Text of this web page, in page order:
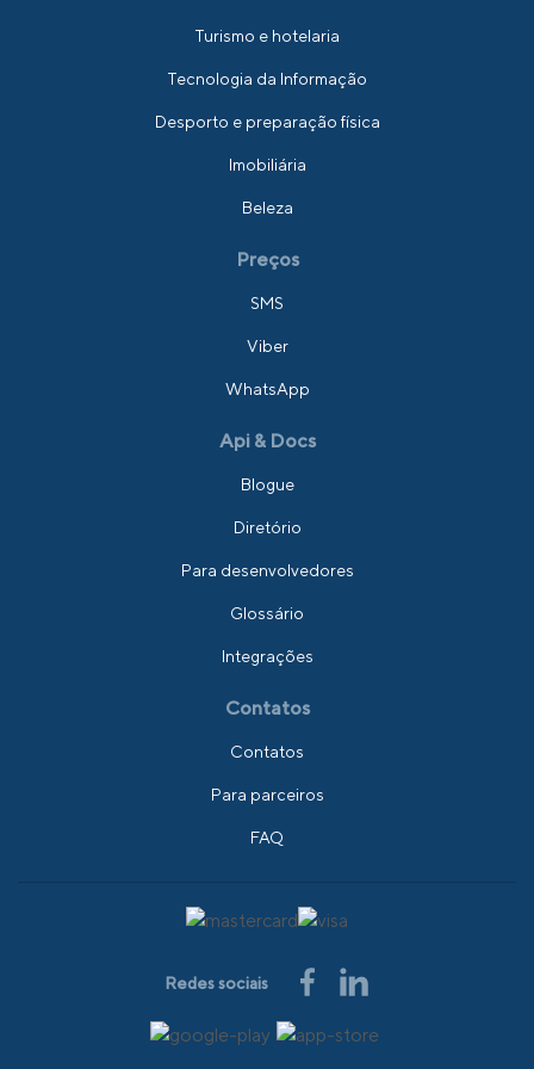
Turismo e hotelaria
Tecnologia da Informação
Desporto e preparação física
Imobiliária
Beleza
Preços
SMS
Viber
WhatsApp
Api & Docs
Blogue
Diretório
Para desenvolvedores
Glossário
Integrações
Contatos
Contatos
Para parceiros
FAQ
Redes sociais